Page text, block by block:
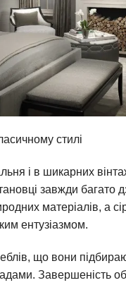
стилі
і в шикарних
завжди багато
матеріалів, а
ентузіазмом.
що вони
Завершеність